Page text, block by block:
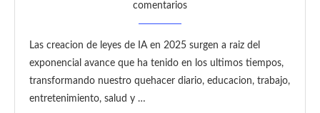
comentarios
Las creacion de leyes de IA en 2025 surgen a raiz del
exponencial avance que ha tenido en los ultimos tiempos,
transformando nuestro quehacer diario, educacion, trabajo,
entretenimiento, salud y …